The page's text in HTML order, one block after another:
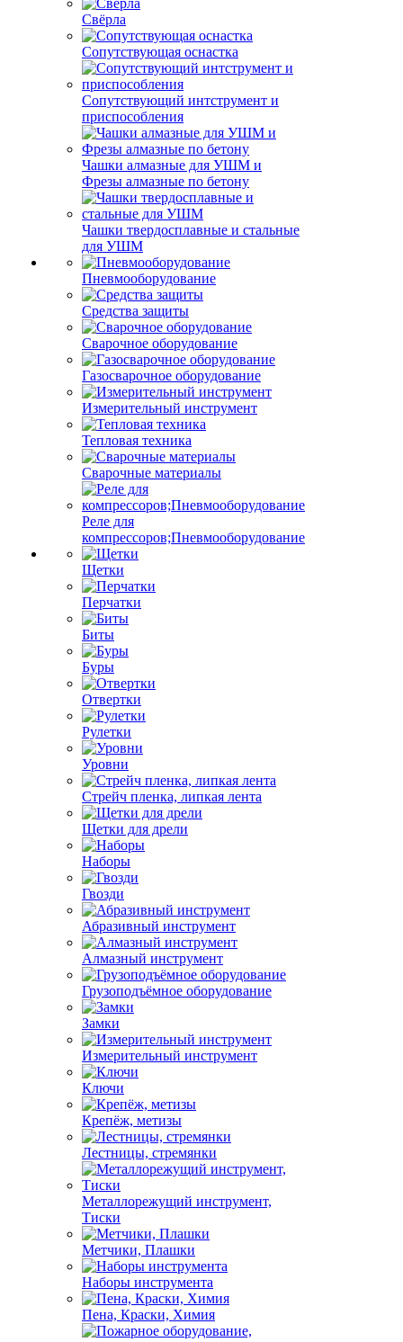
Свёрла
Сопутствующая оснастка
Сопутствующий интструмент и
приспособления
Чашки алмазные для УШМ и
Фрезы алмазные по бетону
Чашки твердосплавные и стальные
для УШМ
Пневмооборудование
Средства защиты
Сварочное оборудование
Газосварочное оборудование
Измерительный инструмент
Тепловая техника
Сварочные материалы
Реле для
компрессоров;Пневмооборудование
Щетки
Перчатки
Биты
Буры
Отвертки
Рулетки
Уровни
Стрейч пленка, липкая лента
Щетки для дрели
Наборы
Гвозди
Абразивный инструмент
Алмазный инструмент
Грузоподъёмное оборудование
Замки
Измерительный инструмент
Ключи
Крепёж, метизы
Лестницы, стремянки
Металлорежущий инструмент,
Тиски
Метчики, Плашки
Наборы инструмента
Пена, Краски, Химия